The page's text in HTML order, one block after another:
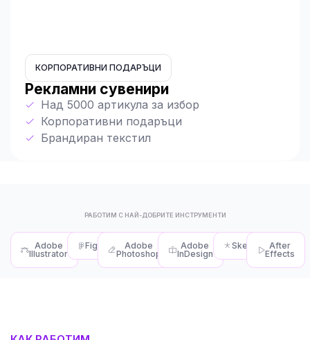
КОРПОРАТИВНИ ПОДАРЪЦИ
Рекламни сувенири
Над 5000 артикула за избор
Корпоративни подаръци
Брандиран текстил
РАБОТИМ С НАЙ-ДОБРИТЕ ИНСТРУМЕНТИ
Adobe
Illustrator
Figma
Adobe
Photoshop
Adobe
InDesign
Sketch
After
Effects